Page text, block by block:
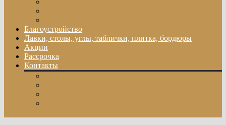
Благоустройство
Лавки, столы, углы, таблички, плитка, бордюры
Акции
Рассрочка
Контакты